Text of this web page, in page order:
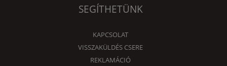
SEGÍTHETÜNK
KAPCSOLAT
VISSZAKÜLDÉS CSERE
REKLAMÁCIÓ